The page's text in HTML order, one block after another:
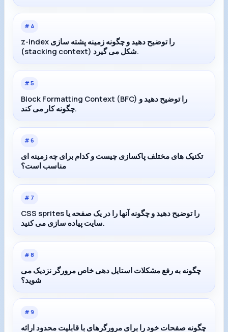
# 4
z-index را توضیح دهید و چگونه زمینه پشته سازی
(stacking context) شکل می گیرد.
#5
Block Formatting Context (BFC) را توضیح دهید و
چگونه کار می کند.
#6
تکنیک های مختلف پاکسازی چیست و کدام برای چه زمینه ای
مناسب است؟
# 7
CSS sprites را توضیح دهید و چگونه آنها را در یک صفحه یا
سایت پیاده سازی می کنید.
#8
چگونه به رفع مشکلات استایل دهی خاص مرورگر نزدیک می
شوید؟
#9
چگونه صفحات خود را برای مرورگرهای با قابلیت محدود ارائه